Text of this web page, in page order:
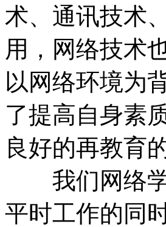
术、通讯技术
用，网络技术
以网络环境为
了提高自身素
良好的再教育
我们网络学
平时工作的同